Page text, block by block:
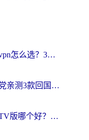
海外党必看：加速器免费vpn怎么选？3步教你无缝访问国内资源
穿梭和巨鲸哪个好？海外党亲测3款回国加速器，教你避开90%的坑
海外党必看：斧牛和快帆TV版哪个好？3分钟选对回国加速器，无缝刷B站、追热剧